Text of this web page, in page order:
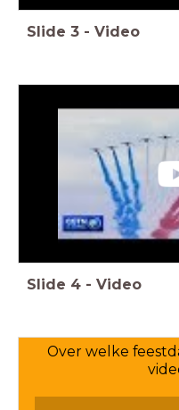
Slide 3 - Video
Slide 4 - Video
Over welke